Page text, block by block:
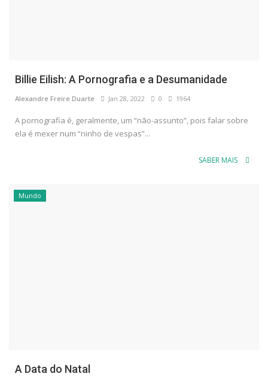
Billie Eilish: A Pornografia e a Desumanidade
Alexandre Freire Duarte Jan 28, 2022 0 1964
A pornografia é, geralmente, um “não-assunto”, pois falar sobre
ela é mexer num “ninho de vespas”...
SABER MAIS
Mundo
A Data do Natal